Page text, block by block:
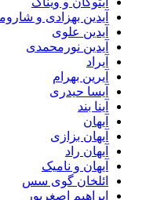
آیدین بهزادی و
آیدین علوی
آیدین نورمحمدی
آیراد
آیرین بهرام
آیسا حیدری
آینا بند
آیهان
آیهان بزازی
آیهان راد
آیهان و نامیک
ائلخان گوی سس
ابراهیم اصغرپور